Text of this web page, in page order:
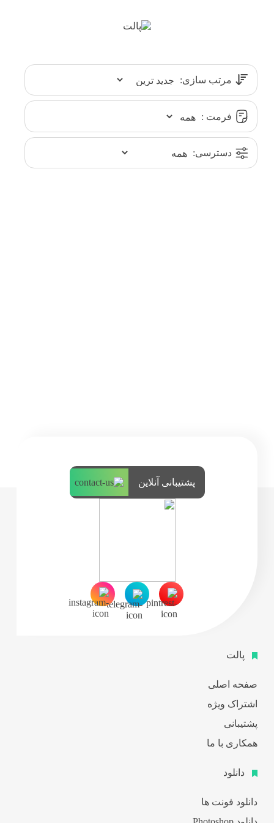
مرتب سازی:
فرمت :
دسترسی:
پالت
صفحه اصلی
اشتراک ویژه
پشتیبانی
همکاری با ما
دانلود
دانلود فونت ها
پشتیبانی آنلاین